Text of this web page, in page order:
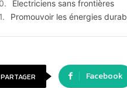
Electriciens sans frontières
Promouvoir les énergies
PARTAGER Facebook